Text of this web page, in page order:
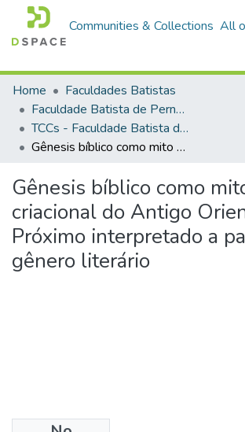
Communities & Collections All
Home
Faculdades Batistas
Faculdade Batista de Pernambuco (FABAPE)
TCCs - Faculdade Batista de Pernambuco
Gênesis bíblico como mito criacional do Antigo Oriente Próximo interpretado a partir do gênero literário
Gênesis bíblico como
criacional do Antigo
Próximo interpretado a
gênero literário